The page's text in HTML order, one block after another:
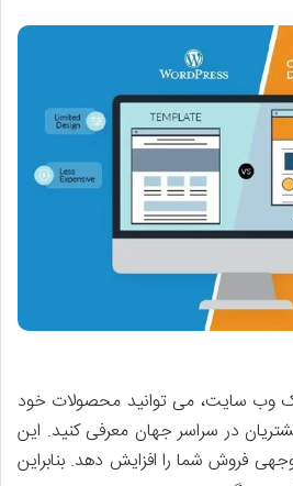
وب سایت، می توانید محصولات خود
در سراسر جهان معرفی کنید. این
فروش شما را افزایش دهد. بنابراین